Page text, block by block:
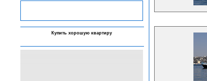
Купить хорошую квартиру